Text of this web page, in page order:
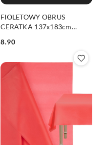
FIOLETOWY OBRUS
CERATKA 137x183cm
Cena:
8.90